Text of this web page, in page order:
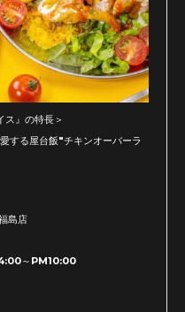
ス』の特長＞
する屋台飯"チキンオーバーラ
島店
～PM10:00